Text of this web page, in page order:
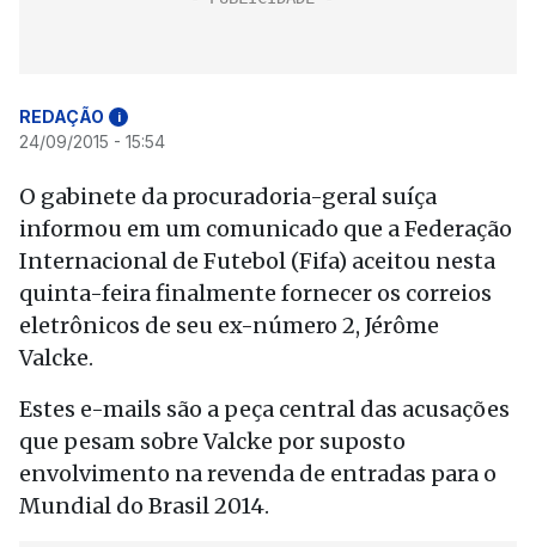
REDAÇÃO i
24/09/2015 - 15:54
O gabinete da procuradoria-geral suíça
informou em um comunicado que a Federação
Internacional de Futebol (Fifa) aceitou nesta
quinta-feira finalmente fornecer os correios
eletrônicos de seu ex-número 2, Jérôme
Valcke.
Estes e-mails são a peça central das acusações
que pesam sobre Valcke por suposto
envolvimento na revenda de entradas para o
Mundial do Brasil 2014.